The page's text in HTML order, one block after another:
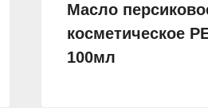
Масло
косметическое
100мл